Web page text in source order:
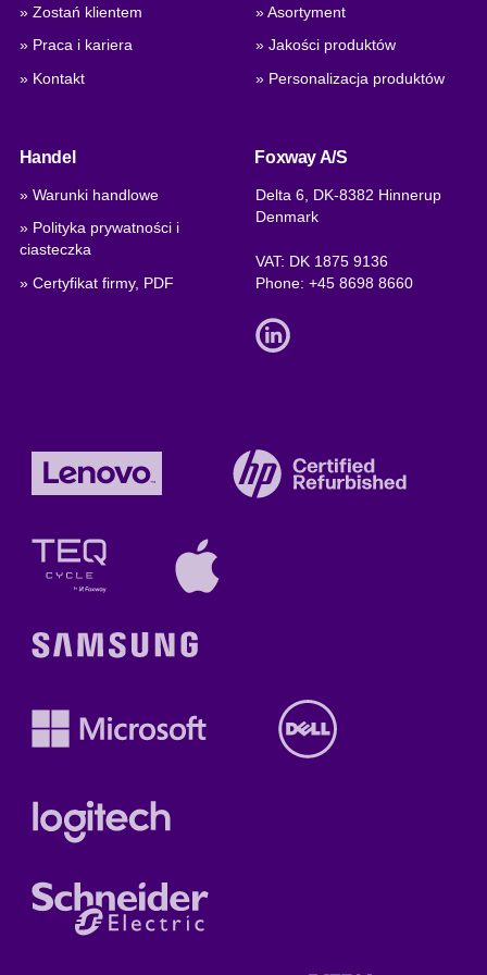
» Zostań klientem
» Praca i kariera
» Kontakt
» Asortyment
» Jakości produktów
» Personalizacja produktów
Handel
» Warunki handlowe
» Polityka prywatności i
ciasteczka
» Certyfikat firmy, PDF
Foxway A/S
Delta 6, DK-8382 Hinnerup
Denmark
VAT: DK 1875 9136
Phone:+45 8698 8660